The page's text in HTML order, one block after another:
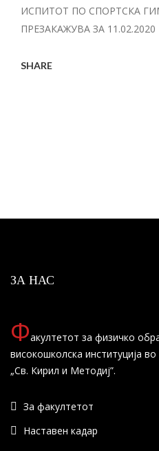
ИСПИТОТ ПО СПОРТСКА
ПРЕЗАКАЖУВА ЗА
SHARE
ЗА НАС
Факултетот за физичко
високошколска институција
„Св. Кирил и Методиј”.
За факултетот
Наставен кадар